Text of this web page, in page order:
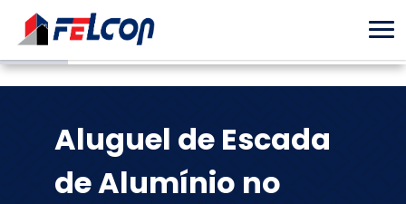
Aluguel de Escada
de Alumínio no